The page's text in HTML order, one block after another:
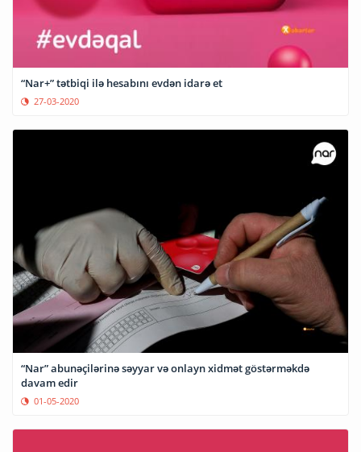
“Nar+” tətbiqi ilə hesabını evdən idarə et
27-03-2020
“Nar” abunəçilərinə səyyar və onlayn xidmət göstərməkdə
davam edir
01-05-2020